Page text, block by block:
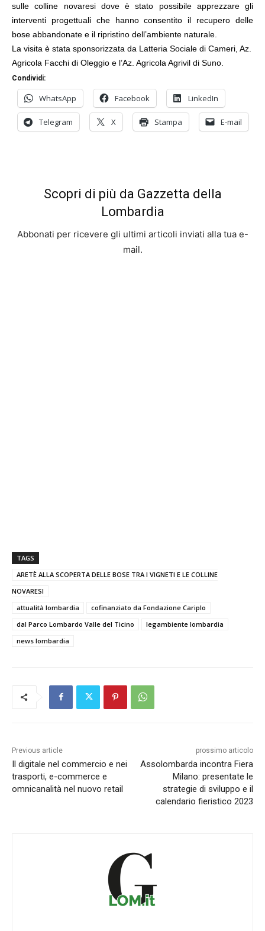
sulle colline novaresi dove è stato possibile apprezzare gli
interventi progettuali che hanno consentito il recupero delle
bose abbandonate e il ripristino dell’ambiente naturale.
La visita è stata sponsorizzata da Latteria Sociale di Cameri, Az.
Agricola Facchi di Oleggio e l’Az. Agricola Agrivil di Suno.
Condividi:
WhatsApp Facebook LinkedIn
Telegram X Stampa E-mail
Scopri di più da Gazzetta della
Lombardia
Abbonati per ricevere gli ultimi articoli inviati alla tua e-
mail.
TAGS
ARETÈ ALLA SCOPERTA DELLE BOSE TRA I VIGNETI E LE COLLINE
NOVARESI
attualità lombardia
cofinanziato da Fondazione Cariplo
dal Parco Lombardo Valle del Ticino
legambiente lombardia
news lombardia
Previous article
Il digitale nel commercio e nei
trasporti, e-commerce e
omnicanalità nel nuovo retail
prossimo articolo
Assolombarda incontra Fiera
Milano: presentate le
strategie di sviluppo e il
calendario fieristico 2023